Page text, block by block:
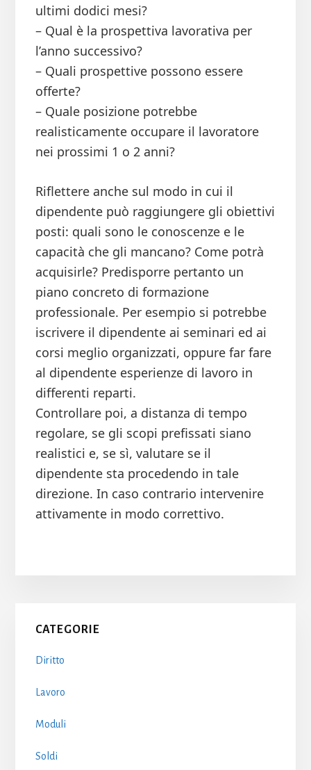
ultimi dodici mesi?
– Qual è la prospettiva lavorativa per
l’anno successivo?
– Quali prospettive possono essere
offerte?
– Quale posizione potrebbe
realisticamente occupare il lavoratore
nei prossimi 1 o 2 anni?
Riflettere anche sul modo in cui il
dipendente può raggiungere gli obiettivi
posti: quali sono le conoscenze e le
capacità che gli mancano? Come potrà
acquisirle? Predisporre pertanto un
piano concreto di formazione
professionale. Per esempio si potrebbe
iscrivere il dipendente ai seminari ed ai
corsi meglio organizzati, oppure far fare
al dipendente esperienze di lavoro in
differenti reparti.
Controllare poi, a distanza di tempo
regolare, se gli scopi prefissati siano
realistici e, se sì, valutare se il
dipendente sta procedendo in tale
direzione. In caso contrario intervenire
attivamente in modo correttivo.
Primary
Sidebar
CATEGORIE
Diritto
Lavoro
Moduli
Soldi